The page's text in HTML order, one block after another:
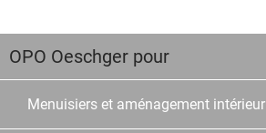
OPO Oeschger pour
Menuisiers et aménagement intérieur